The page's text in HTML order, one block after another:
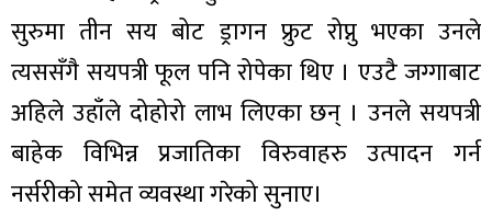
सुरुमा तीन सय बोट ड्रागन फ्रुट रोप्नु भएका उनले
त्यससँगै सयपत्री फूल पनि रोपेका थिए । एउटै जग्गाबाट
अहिले उहाँले दोहोरो लाभ लिएका छन् । उनले सयपत्री
बाहेक विभिन्न प्रजातिका विरुवाहरु उत्पादन गर्न
नर्सरीको समेत व्यवस्था गरेको सुनाए।